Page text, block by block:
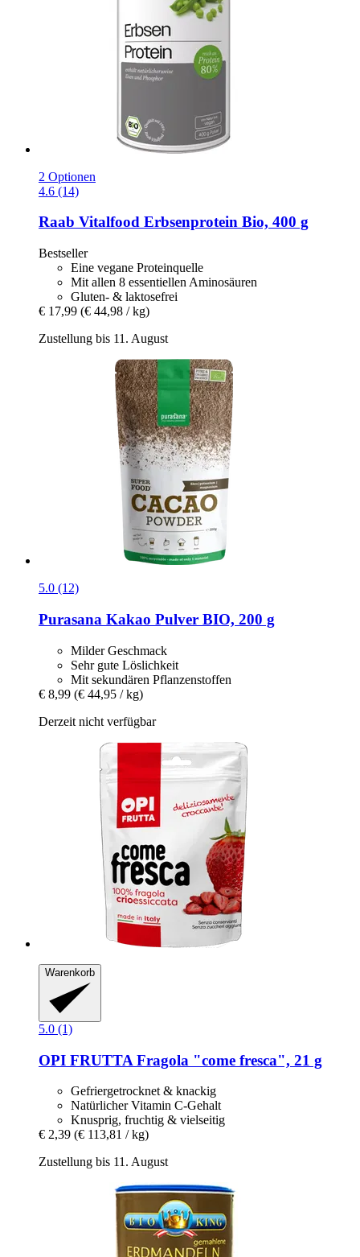
2 Optionen
4.6 (14)
Raab Vitalfood Erbsenprotein Bio, 400 g
Bestseller
Eine vegane Proteinquelle
Mit allen 8 essentiellen Aminosäuren
Gluten- & laktosefrei
€ 17,99 (€ 44,98 / kg)
Zustellung bis 11. August
5.0 (12)
Purasana Kakao Pulver BIO, 200 g
Milder Geschmack
Sehr gute Löslichkeit
Mit sekundären Pflanzenstoffen
€ 8,99 (€ 44,95 / kg)
Derzeit nicht verfügbar
Warenkorb
5.0 (1)
OPI FRUTTA Fragola "come fresca", 21 g
Gefriergetrocknet & knackig
Natürlicher Vitamin C-Gehalt
Knusprig, fruchtig & vielseitig
€ 2,39 (€ 113,81 / kg)
Zustellung bis 11. August